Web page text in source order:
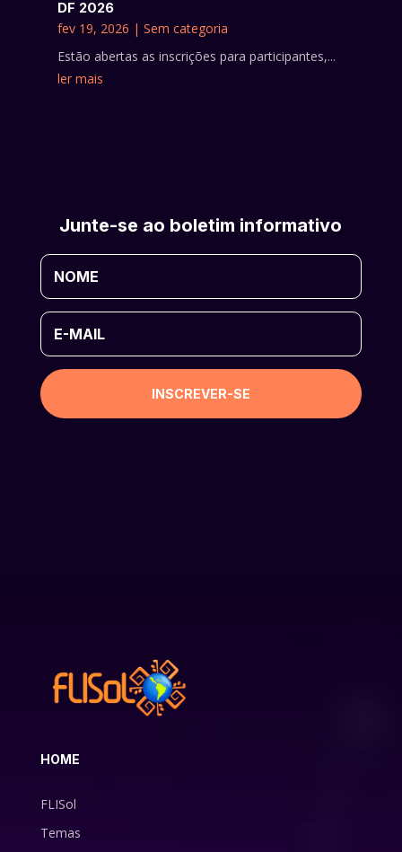
DF 2026
fev 19, 2026 | Sem categoria
Estão abertas as inscrições para participantes,...
ler mais
Junte-se ao boletim informativo
INSCREVER-SE
HOME
FLISol
Temas